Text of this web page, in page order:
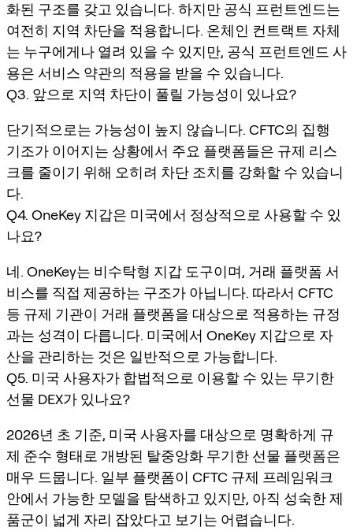
화된 구조를 갖고 있습니다. 하지만 공식 프런트엔드는
여전히 지역 차단을 적용합니다. 온체인 컨트랙트 자체
는 누구에게나 열려 있을 수 있지만, 공식 프런트엔드 사
용은 서비스 약관의 적용을 받을 수 있습니다.
Q3. 앞으로 지역 차단이 풀릴 가능성이 있나요?
단기적으로는 가능성이 높지 않습니다. CFTC의 집행
기조가 이어지는 상황에서 주요 플랫폼들은 규제 리스
크를 줄이기 위해 오히려 차단 조치를 강화할 수 있습니
다.
Q4. OneKey 지갑은 미국에서 정상적으로 사용할 수 있
나요?
네. OneKey는 비수탁형 지갑 도구이며, 거래 플랫폼 서
비스를 직접 제공하는 구조가 아닙니다. 따라서 CFTC
등 규제 기관이 거래 플랫폼을 대상으로 적용하는 규정
과는 성격이 다릅니다. 미국에서 OneKey 지갑으로 자
산을 관리하는 것은 일반적으로 가능합니다.
Q5. 미국 사용자가 합법적으로 이용할 수 있는 무기한
선물 DEX가 있나요?
2026년 초 기준, 미국 사용자를 대상으로 명확하게 규
제 준수 형태로 개방된 탈중앙화 무기한 선물 플랫폼은
매우 드뭅니다. 일부 플랫폼이 CFTC 규제 프레임워크
안에서 가능한 모델을 탐색하고 있지만, 아직 성숙한 제
품군이 넓게 자리 잡았다고 보기는 어렵습니다.